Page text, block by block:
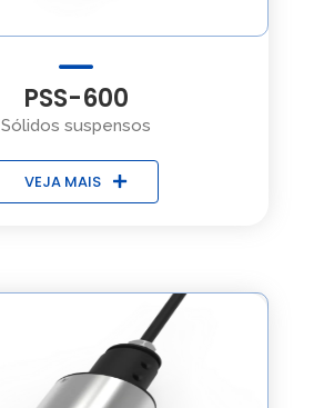
PSS-600
Sólidos suspensos
VEJA MAIS